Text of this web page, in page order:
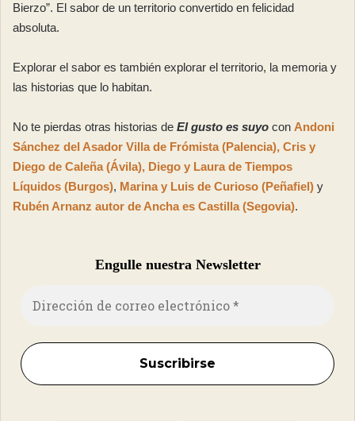
Bierzo”. El sabor de un territorio convertido en felicidad
absoluta.
Explorar el sabor es también explorar el territorio, la memoria y
las historias que lo habitan.
No te pierdas otras historias de El gusto es suyo con Andoni
Sánchez del Asador Villa de Frómista (Palencia), Cris y
Diego de Caleña (Ávila), Diego y Laura de Tiempos
Líquidos (Burgos), Marina y Luis de Curioso (Peñafiel) y
Rubén Arnanz autor de Ancha es Castilla (Segovia).
Engulle nuestra Newsletter